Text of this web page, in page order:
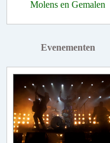
Molens en Gemalen
Evenementen